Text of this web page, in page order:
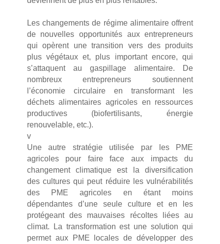
Les changements de régime alimentaire offrent
de nouvelles opportunités aux entrepreneurs
qui opèrent une transition vers des produits
plus végétaux et, plus important encore, qui
s’attaquent au gaspillage alimentaire. De
nombreux entrepreneurs soutiennent
l’économie circulaire en transformant les
déchets alimentaires agricoles en ressources
productives (biofertilisants, énergie
renouvelable, etc.).
v
Une autre stratégie utilisée par les PME
agricoles pour faire face aux impacts du
changement climatique est la diversification
des cultures qui peut réduire les vulnérabilités
des PME agricoles en étant moins
dépendantes d’une seule culture et en les
protégeant des mauvaises récoltes liées au
climat. La transformation est une solution qui
permet aux PME locales de développer des